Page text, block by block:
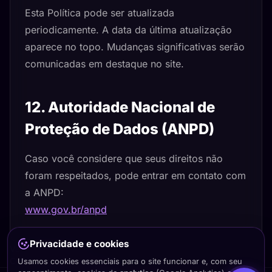
Esta Política pode ser atualizada
periodicamente. A data da última atualização
aparece no topo. Mudanças significativas serão
comunicadas em destaque no site.
12. Autoridade Nacional de
Proteção de Dados (ANPD)
Caso você considere que seus direitos não
foram respeitados, pode entrar em contato com
a ANPD:
www.gov.br/anpd
Ver Termos de Uso
Configurar cookies
Privacidade e cookies
Usamos cookies essenciais para o site funcionar e, com seu